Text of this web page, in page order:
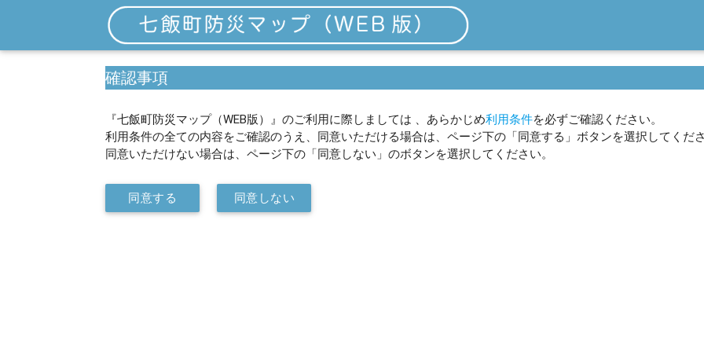
確認事項
『七飯町防災マップ（WEB版）』のご利用に際しましては 、あらかじめ利用条件を必ずご確認ください。
利用条件の全ての内容をご確認のうえ、同意いただける場合は、ページ下の「同意する」ボタンを選択してくだ
同意いただけない場合は、ページ下の「同意しない」のボタンを選択してください。
同意する 同意しない